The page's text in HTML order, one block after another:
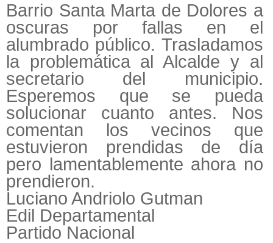
Barrio Santa Marta de Dolores a
oscuras por fallas en el
alumbrado público. Trasladamos
la problemática al Alcalde y al
secretario del municipio.
Esperemos que se pueda
solucionar cuanto antes. Nos
comentan los vecinos que
estuvieron prendidas de día
pero lamentablemente ahora no
prendieron.
Luciano Andriolo Gutman
Edil Departamental
Partido Nacional